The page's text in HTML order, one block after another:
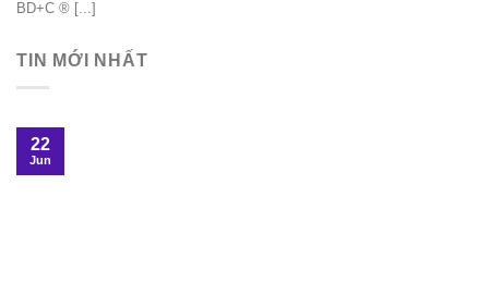
BD+C ® [...]
TIN MỚI NHẤT
22
Jun